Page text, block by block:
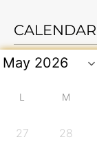
L M
27 28